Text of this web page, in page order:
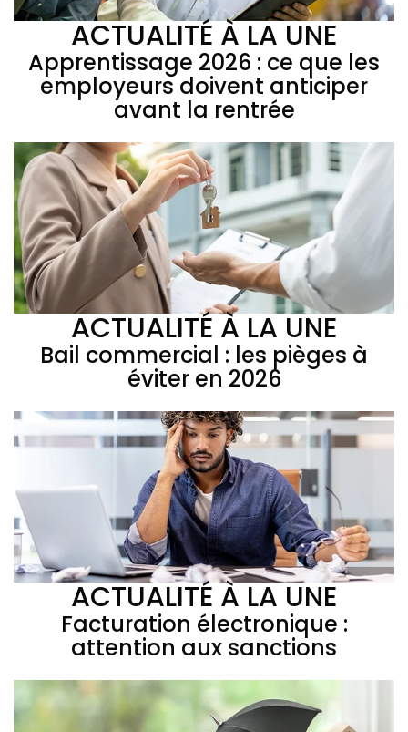
ACTUALITÉ À LA UNE
Apprentissage 2026 : ce que les
employeurs doivent anticiper
avant la rentrée
ACTUALITÉ À LA UNE
Bail commercial : les pièges à
éviter en 2026
ACTUALITÉ À LA UNE
Facturation électronique :
attention aux sanctions